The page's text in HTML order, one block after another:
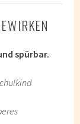
spürbar.